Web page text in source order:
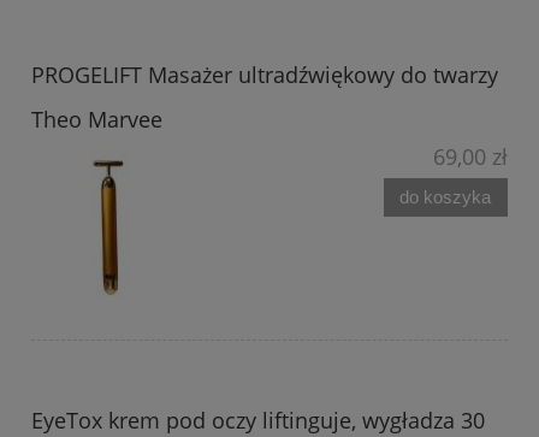
PROGELIFT Masażer ultradźwiękowy do twarzy
Theo Marvee
69,00 zł
do koszyka
EyeTox krem pod oczy liftinguje, wygładza 30